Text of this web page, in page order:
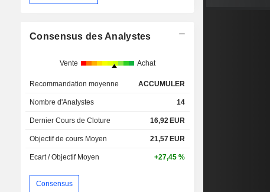
Consensus des Analystes
Vente Achat
Recommandation moyenne ACCUMULER
Nombre d'Analystes 14
Dernier Cours de Cloture 16,92 EUR
Objectif de cours Moyen 21,57 EUR
Ecart / Objectif Moyen +27,45 %
Consensus